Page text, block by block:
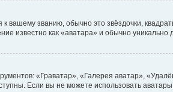
вашему званию, обычно это звёздочки,
известно как «аватара» и обычно уникально
«Граватар», «Галерея аватар»,
Если вы не можете использовать